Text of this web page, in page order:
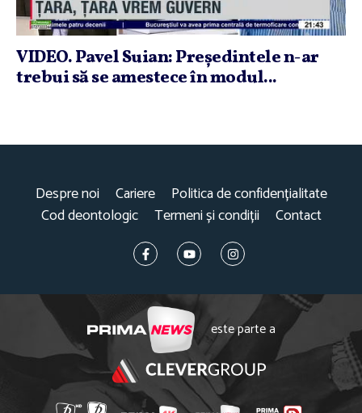
VIDEO. Pavel Suian: Preşedintele n-ar
trebui să se amestece în modul...
Despre noi Cariere
Politica de confidențialitate
Cod deontologic
Termeni și condiții Contact
este parte a